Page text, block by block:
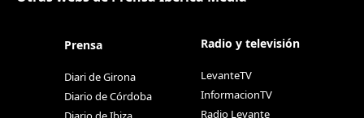
Prensa
Diari de Girona
Diario de Córdoba
Radio y televisión
LevanteTV
InformacionTV
Radio Levante